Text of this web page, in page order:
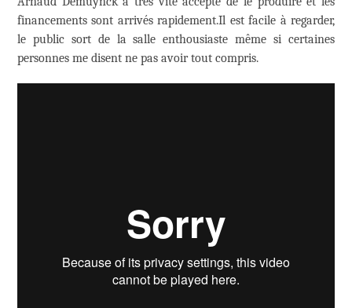
financements sont arrivés rapidement.Il est facile à regarder,
le public sort de la salle enthousiaste même si certaines
personnes me disent ne pas avoir tout compris.